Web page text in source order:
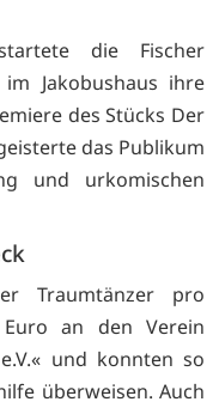
die Fischer
Jakobushaus ihre
des Stücks Der
das Publikum
und urkomischen
Traumtänzer pro
an den Verein
und konnten so
überweisen. Auch